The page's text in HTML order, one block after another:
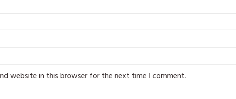
website in this browser for the next time I comment.